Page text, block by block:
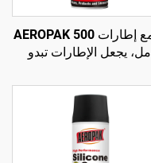
مُلمع إطارات AEROPAK 500
مل، يجعل الإطارات تبدو
للعناية بالإطارات